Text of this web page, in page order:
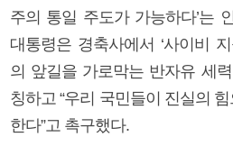
주의 통일 주도가 가능하다’는
대통령은 경축사에서 ‘사이비 지
의 앞길을 가로막는 반자유 세
칭하고 “우리 국민들이 진실의
한다”고 촉구했다.